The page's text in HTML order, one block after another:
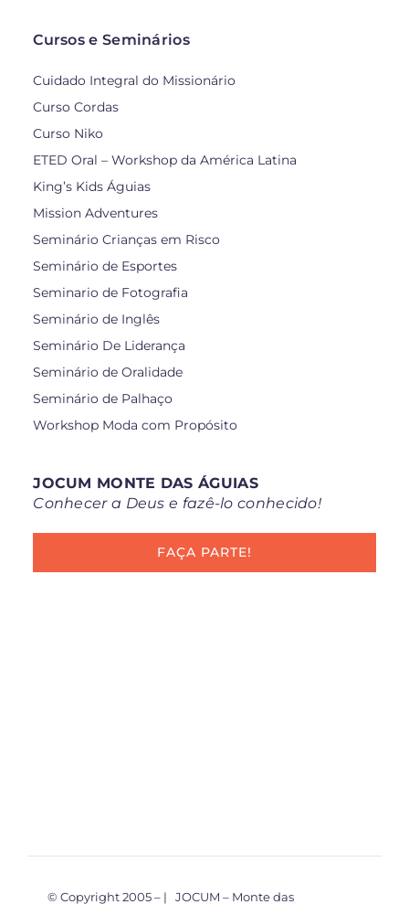
Cursos e Seminários
Cuidado Integral do Missionário
Curso Cordas
Curso Niko
ETED Oral – Workshop da América Latina
King’s Kids Águias
Mission Adventures
Seminário Crianças em Risco
Seminário de Esportes
Seminario de Fotografia
Seminário de Inglês
Seminário De Liderança
Seminário de Oralidade
Seminário de Palhaço
Workshop Moda com Propósito
JOCUM MONTE DAS ÁGUIAS
Conhecer a Deus e fazê-lo conhecido!
FAÇA PARTE!
© Copyright 2005 – | JOCUM – Monte das